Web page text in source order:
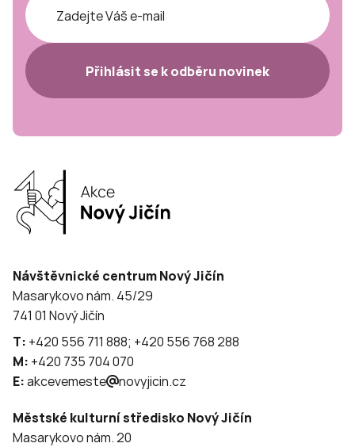
Přihlásit se k odběru novinek
Návštěvnické centrum Nový Jičín
Masarykovo nám. 45/29
741 01 Nový Jičín
T: +420 556 711 888; +420 556 768 288
M: +420 735 704 070
E:akcevemeste novyjicin.cz
Městské kulturní středisko Nový Jičín
Masarykovo nám. 20